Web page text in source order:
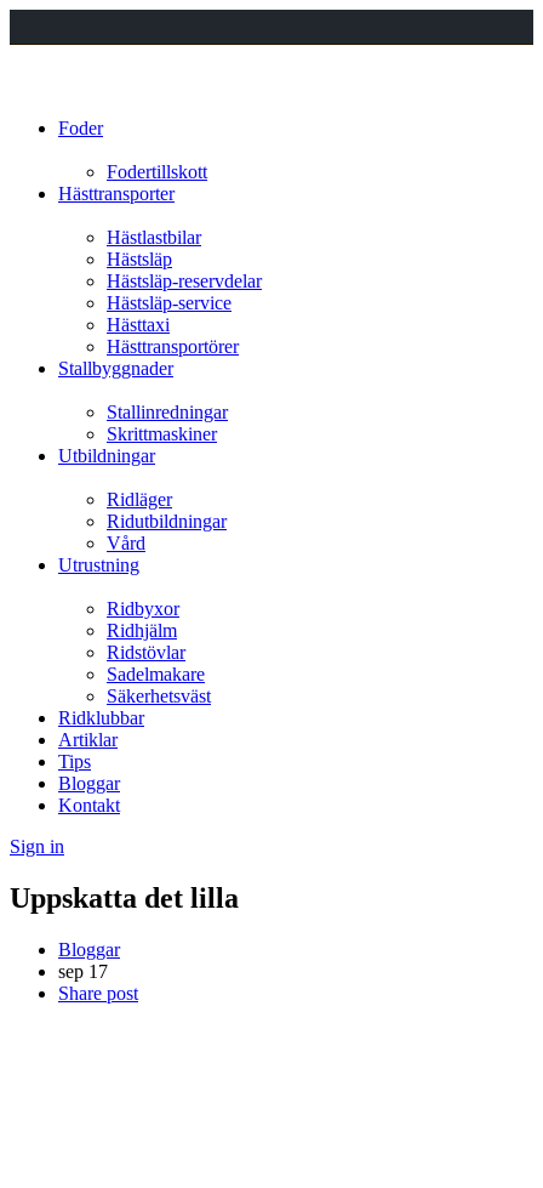
Foder
Fodertillskott
Hästtransporter
Hästlastbilar
Hästsläp
Hästsläp-reservdelar
Hästsläp-service
Hästtaxi
Hästtransportörer
Stallbyggnader
Stallinredningar
Skrittmaskiner
Utbildningar
Ridläger
Ridutbildningar
Vård
Utrustning
Ridbyxor
Ridhjälm
Ridstövlar
Sadelmakare
Säkerhetsväst
Ridklubbar
Artiklar
Tips
Bloggar
Kontakt
Sign in
Uppskatta det lilla
Bloggar
sep 17
Share post